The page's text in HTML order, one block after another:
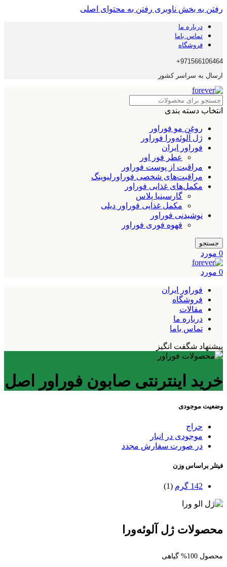
رفتن به بخش ناوبری رفتن به محتوای اصلی
درباره ما
تماس باما
فروشگاه
971566106464+
ارسال به سراسر کشور
انتخاب دسته بندی
روغن مو فوراور
ژل آلوئه‌ورا فوراور
فوراور ایران
عطر فور اور
مراقبت از پوست فوراور
مراقبت‌های شخصی فوراورلیوینگ
مکمل‌های غذایی فوراور
گارسینیا پلاس
مکمل غذایی فوراور دیلی
نوشیدنی فوراور
قهوه فوری فوراور
جستجو
0 مورد
0 مورد
فوراور ایران
فروشگاه
مقالات
درباره ما
تماس باما
پیشنهاد شگفت انگیز
خرید اینترنتی صابون فوراور اصل
وضعیت موجودی
حراج
موجودی در انبار
در صورت سفارش مجدد
فیتلر براساس وزن
142 گرم (1)
محصولات ژل آلوئه‌ورا
محصول 100% گیاهی